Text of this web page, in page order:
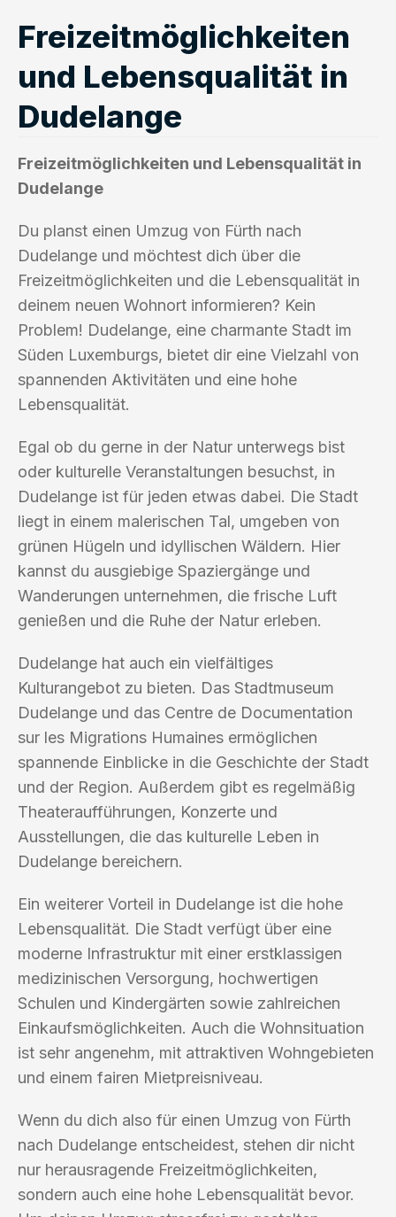
Freizeitmöglichkeiten
und Lebensqualität in
Dudelange
Freizeitmöglichkeiten und Lebensqualität in
Dudelange
Du planst einen Umzug von Fürth nach
Dudelange und möchtest dich über die
Freizeitmöglichkeiten und die Lebensqualität in
deinem neuen Wohnort informieren? Kein
Problem! Dudelange, eine charmante Stadt im
Süden Luxemburgs, bietet dir eine Vielzahl von
spannenden Aktivitäten und eine hohe
Lebensqualität.
Egal ob du gerne in der Natur unterwegs bist
oder kulturelle Veranstaltungen besuchst, in
Dudelange ist für jeden etwas dabei. Die Stadt
liegt in einem malerischen Tal, umgeben von
grünen Hügeln und idyllischen Wäldern. Hier
kannst du ausgiebige Spaziergänge und
Wanderungen unternehmen, die frische Luft
genießen und die Ruhe der Natur erleben.
Dudelange hat auch ein vielfältiges
Kulturangebot zu bieten. Das Stadtmuseum
Dudelange und das Centre de Documentation
sur les Migrations Humaines ermöglichen
spannende Einblicke in die Geschichte der Stadt
und der Region. Außerdem gibt es regelmäßig
Theateraufführungen, Konzerte und
Ausstellungen, die das kulturelle Leben in
Dudelange bereichern.
Ein weiterer Vorteil in Dudelange ist die hohe
Lebensqualität. Die Stadt verfügt über eine
moderne Infrastruktur mit einer erstklassigen
medizinischen Versorgung, hochwertigen
Schulen und Kindergärten sowie zahlreichen
Einkaufsmöglichkeiten. Auch die Wohnsituation
ist sehr angenehm, mit attraktiven Wohngebieten
und einem fairen Mietpreisniveau.
Wenn du dich also für einen Umzug von Fürth
nach Dudelange entscheidest, stehen dir nicht
nur herausragende Freizeitmöglichkeiten,
sondern auch eine hohe Lebensqualität bevor.